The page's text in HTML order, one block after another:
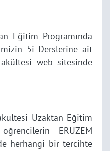
Eğitim Programında
5i Derslerine ait
web sitesinde
Uzaktan Eğitim
ERUZEM
herhangi bir tercihte